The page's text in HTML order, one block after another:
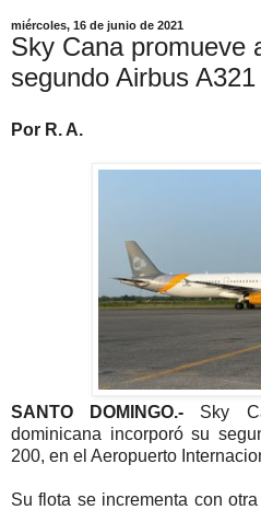
miércoles, 16 de junio de 2021
Sky Cana promueve
segundo Airbus A321
Por R. A.
SANTO DOMINGO.- Sky
dominicana incorporó su
200, en el Aeropuerto
Su flota se incrementa con